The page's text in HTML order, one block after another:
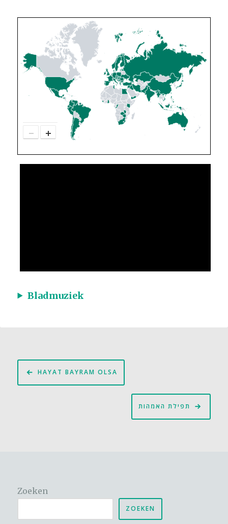
− +
Bladmuziek
Bericht
navigatie
HAYAT BAYRAM OLSA
תפילת האמהות
Zoeken
ZOEKEN